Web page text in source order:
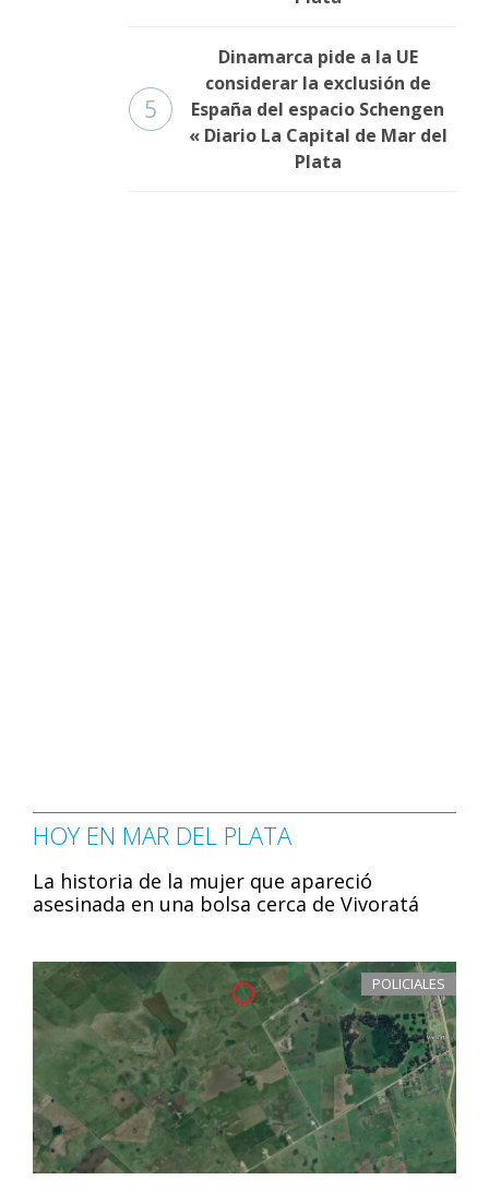
5
Dinamarca pide a la UE
considerar la exclusión de
España del espacio Schengen
« Diario La Capital de Mar del
Plata
HOY EN MAR DEL PLATA
La historia de la mujer que apareció
asesinada en una bolsa cerca de Vivoratá
POLICIALES